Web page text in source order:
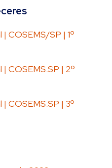
COSEMS/SP | 1º
COSEMS.SP | 2º
COSEMS.SP | 3º